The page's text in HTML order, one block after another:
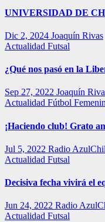
UNIVERSIDAD DE
Dic 2, 2024 Joaquín Rivas
Actualidad Futsal
¿Qué nos pasó en la
Sep 27, 2022 Joaquín
Actualidad Fútbol
¡Haciendo club! Grato
Jul 5, 2022 Radio
Actualidad Futsal
Decisiva fecha vivirá el
Jun 24, 2022 Radio
Actualidad Futsal